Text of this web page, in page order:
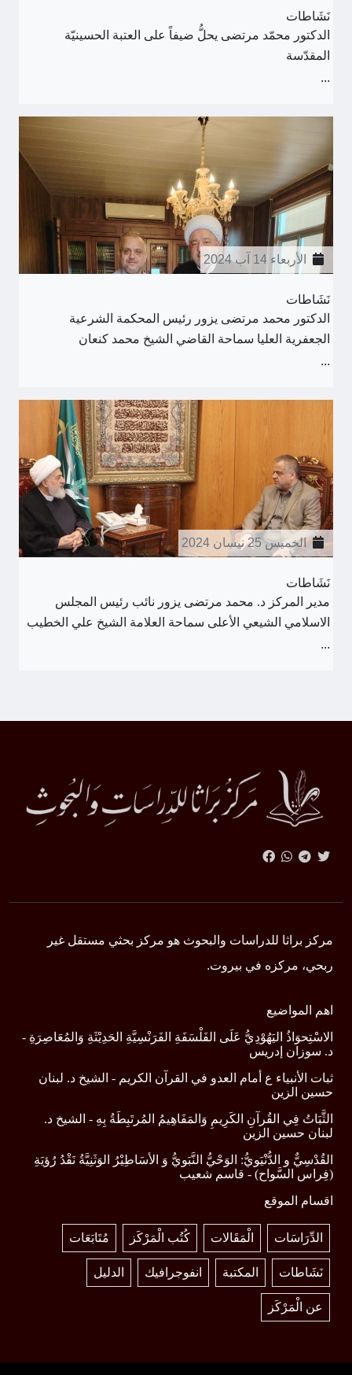
نَشَاطات
الدكتور محمّد مرتضى يحلُّ ضيفاً على العتبة الحسينيّة
المقدّسة
...
الأربعاء 14 آب 2024
نَشَاطات
الدكتور محمد مرتضى يزور رئيس المحكمة الشرعية
الجعفرية العليا سماحة القاضي الشيخ محمد كنعان
...
الخميس 25 نيسان 2024
نَشَاطات
مدير المركز د. محمد مرتضى يزور نائب رئيس المجلس
الاسلامي الشيعي الأعلى سماحة العلامة الشيخ علي الخطيب
...
مركز براثا للدراسات والبحوث هو مركز بحثي مستقل غير
ربحي، مركزه في بيروت.
اهم المواضيع
الاسْتِحوَاذُ اليَهُوْدِيُّ عَلَى الفَلْسَفَةِ الفَرَنْسِيَّةِ الحَدِيْثَةِ وَالمُعَاصِرَةِ -
د. سوزان إدريس
ثبات الأنبياء ع أمام العدو في القرآن الكريم - الشيخ د. لبنان
حسين الزين
الثَّبَاتُ فِي القُرآنِ الكَرِيمِ وَالمَفَاهِيمُ المُرتَبِطَةُ بِهِ - الشيخ د.
لبنان حسين الزين
القُدْسِيٌّ و الدُّنْيَويُّ: الوَحْيُّ النَّبَويُّ وَ الأسَاطِيْرُ الوَثَنِيَّةُ نَقْدُ رُؤيَةِ
(فِراس السَّواح) - قاسم شعيب
اقسام الموقع
الدِّرَاسَات الْمَقَالات كُتُب الْمَرْكَز مُتَابَعَات
نَشَاطات المكتبة انفوجرافيك الدليل
عن الْمَرْكَز